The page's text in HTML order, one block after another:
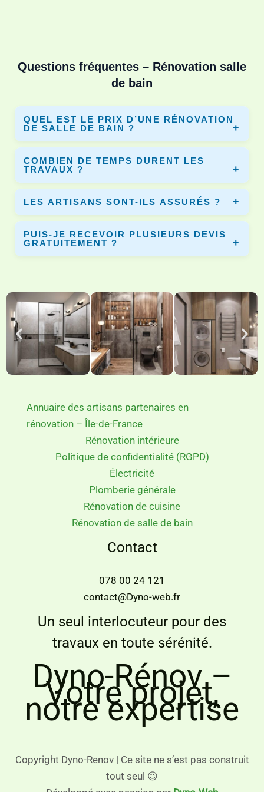
Questions fréquentes – Rénovation salle
de bain
QUEL EST LE PRIX D’UNE RÉNOVATION
DE SALLE DE BAIN ?
Le prix varie selon la surface, les matériaux et les travaux.
En moyenne entre 3 000€ et 10 000€. Dyno-Renov vous
permet de comparer plusieurs devis.
COMBIEN DE TEMPS DURENT LES
TRAVAUX ?
Une rénovation complète dure entre 5 et 10 jours selon le
chantier et les équipements installés.
LES ARTISANS SONT-ILS ASSURÉS ?
Oui, tous les artisans partenaires disposent d’une
assurance décennale pour garantir vos travaux.
PUIS-JE RECEVOIR PLUSIEURS DEVIS
GRATUITEMENT ?
Annuaire des artisans partenaires en
rénovation – Île-de-France
Rénovation intérieure
Politique de confidentialité (RGPD)
Électricité
Plomberie générale
Rénovation de cuisine
Rénovation de salle de bain
Contact
078 00 24 121
contact@Dyno-web.fr
Un seul interlocuteur pour des
travaux en toute sérénité.
Dyno-Rénov –
Votre projet,
notre expertise
Copyright Dyno-Renov | Ce site ne s’est pas construit
tout seul 😉